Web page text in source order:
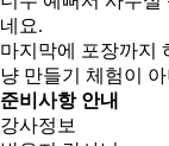
네요.
마지막에 포장까지
냥 만들기 체험이
준비사항 안내
강사정보